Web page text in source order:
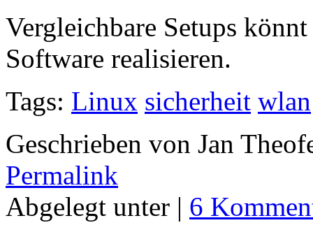
Vergleichbare Setups
Software realisieren.
Tags: Linux sicherheit wlan
Geschrieben von Jan
Permalink
Abgelegt unter | 6